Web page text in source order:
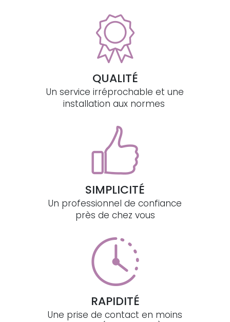
QUALITÉ
Un service irréprochable et une
installation aux normes
SIMPLICITÉ
Un professionnel de confiance
près de chez vous
RAPIDITÉ
Une prise de contact en moins